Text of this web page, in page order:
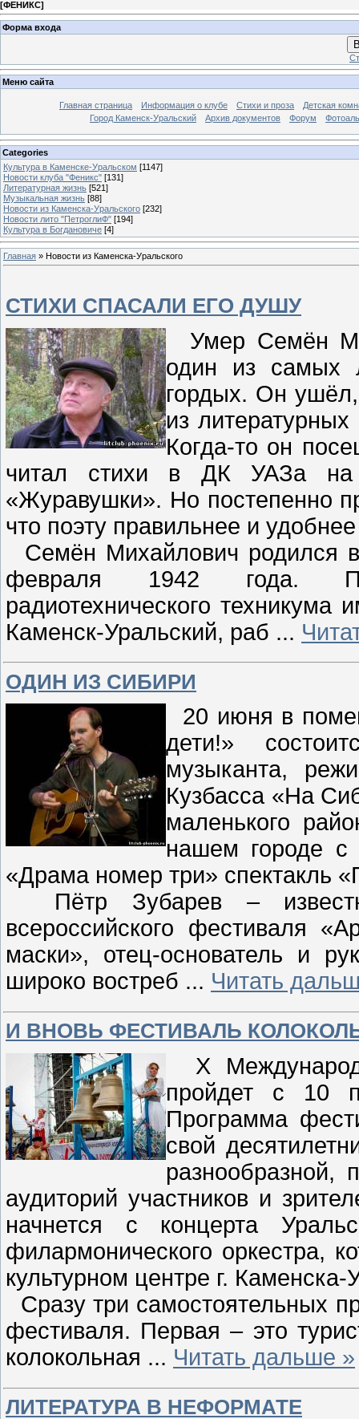
[ФЕНИКС]
Форма входа
Меню сайта
Главная страница Информация о клубе Стихи и проза
Детская
Город Каменск-Уральский
Архив документов Форум
Categories
Культура в Каменске-Уральском [1147]
Новости клуба "Феникс" [131]
Литературная жизнь [521]
Музыкальная жизнь [88]
Новости из Каменска-Уральского [232]
Новости лито "ПетроглиФ" [194]
Культура в Богдановиче [4]
Главная » Новости из Каменска-Уральского
СТИХИ СПАСАЛИ ЕГО ДУШУ
Умер Семён
один из самых
гордых. Он
из
Когда-то он
читал стихи в ДК УАЗа на
«Журавушки». Но постепенно
что поэту правильнее и
Семён Михайлович родился в
февраля 1942 года.
радиотехнического
Каменск-Уральский, раб ...
ОДИН ИЗ СИБИРИ
20 июня в
дети!»
музыканта,
Кузбасса «На
маленького
нашем городе с
«Драма номер три» спектакль
Пётр Зубарев –
всероссийского фестиваля
маски», отец-основатель и
широко востреб ... Читать
И ВНОВЬ ФЕСТИВАЛЬ
Х
пройдет с 10
Программа
свой
разнообразной,
аудиторий участников и
начнется с концерта
филармонического оркестра,
культурном центре г. Каменска-
Сразу три самостоятельных
фестиваля. Первая – это
колокольная ... Читать дальше »
ЛИТЕРАТУРА В НЕФОРМАТЕ